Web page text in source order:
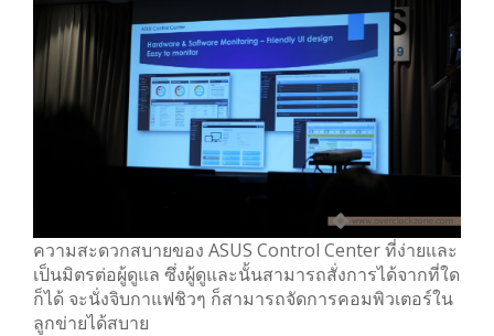
ความสะดวกสบายของ ASUS Control Center ที่ง่ายและ
เป็นมิตรต่อผู้ดูแล ซึ่งผู้ดูและนั้นสามารถสั่งการได้จากที่ใด
ก็ได้ จะนั่งจิบกาแฟชิวๆ ก็สามารถจัดการคอมพิวเตอร์ใน
ลูกข่ายได้สบาย